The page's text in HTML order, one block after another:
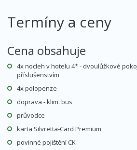
Termíny a ceny
Cena obsahuje
4x nocleh v hotelu 4* - dvoulůžkové
příslušenstvím
4x polopenze
doprava - klim. bus
průvodce
karta Silvretta-Card Premium
povinné pojištění CK